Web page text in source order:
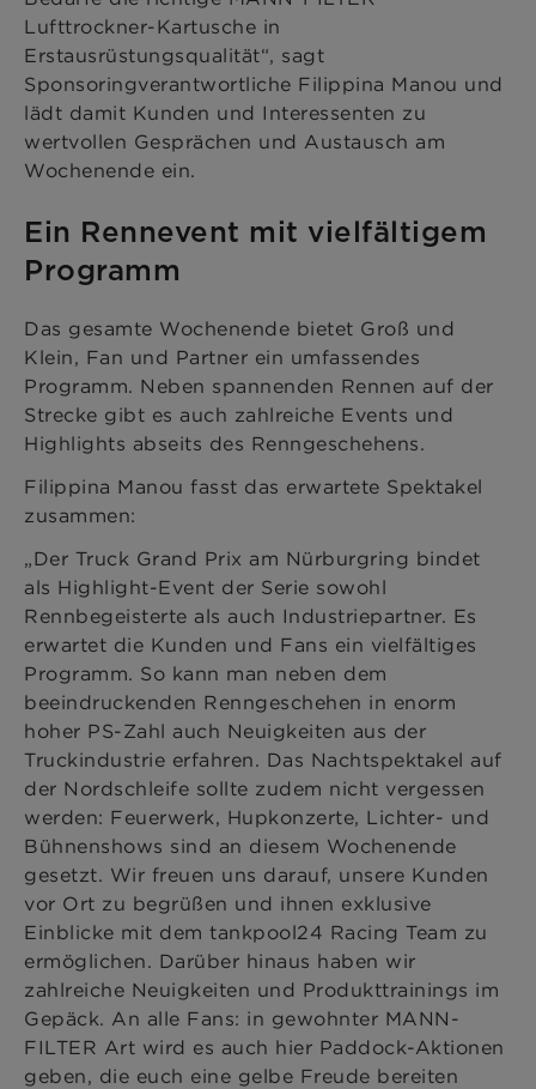
Lufttrockner-Kartusche in
Erstausrüstungsqualität“, sagt
Sponsoringverantwortliche Filippina Manou und
lädt damit Kunden und Interessenten zu
wertvollen Gesprächen und Austausch am
Wochenende ein.
Ein Rennevent mit vielfältigem
Programm
Das gesamte Wochenende bietet Groß und
Klein, Fan und Partner ein umfassendes
Programm. Neben spannenden Rennen auf der
Strecke gibt es auch zahlreiche Events und
Highlights abseits des Renngeschehens.
Filippina Manou fasst das erwartete Spektakel
zusammen:
„Der Truck Grand Prix am Nürburgring bindet
als Highlight-Event der Serie sowohl
Rennbegeisterte als auch Industriepartner. Es
erwartet die Kunden und Fans ein vielfältiges
Programm. So kann man neben dem
beeindruckenden Renngeschehen in enorm
hoher PS-Zahl auch Neuigkeiten aus der
Truckindustrie erfahren. Das Nachtspektakel auf
der Nordschleife sollte zudem nicht vergessen
werden: Feuerwerk, Hupkonzerte, Lichter- und
Bühnenshows sind an diesem Wochenende
gesetzt. Wir freuen uns darauf, unsere Kunden
vor Ort zu begrüßen und ihnen exklusive
Einblicke mit dem tankpool24 Racing Team zu
ermöglichen. Darüber hinaus haben wir
zahlreiche Neuigkeiten und Produkttrainings im
Gepäck. An alle Fans: in gewohnter MANN-
FILTER Art wird es auch hier Paddock-Aktionen
geben, die euch eine gelbe Freude bereiten